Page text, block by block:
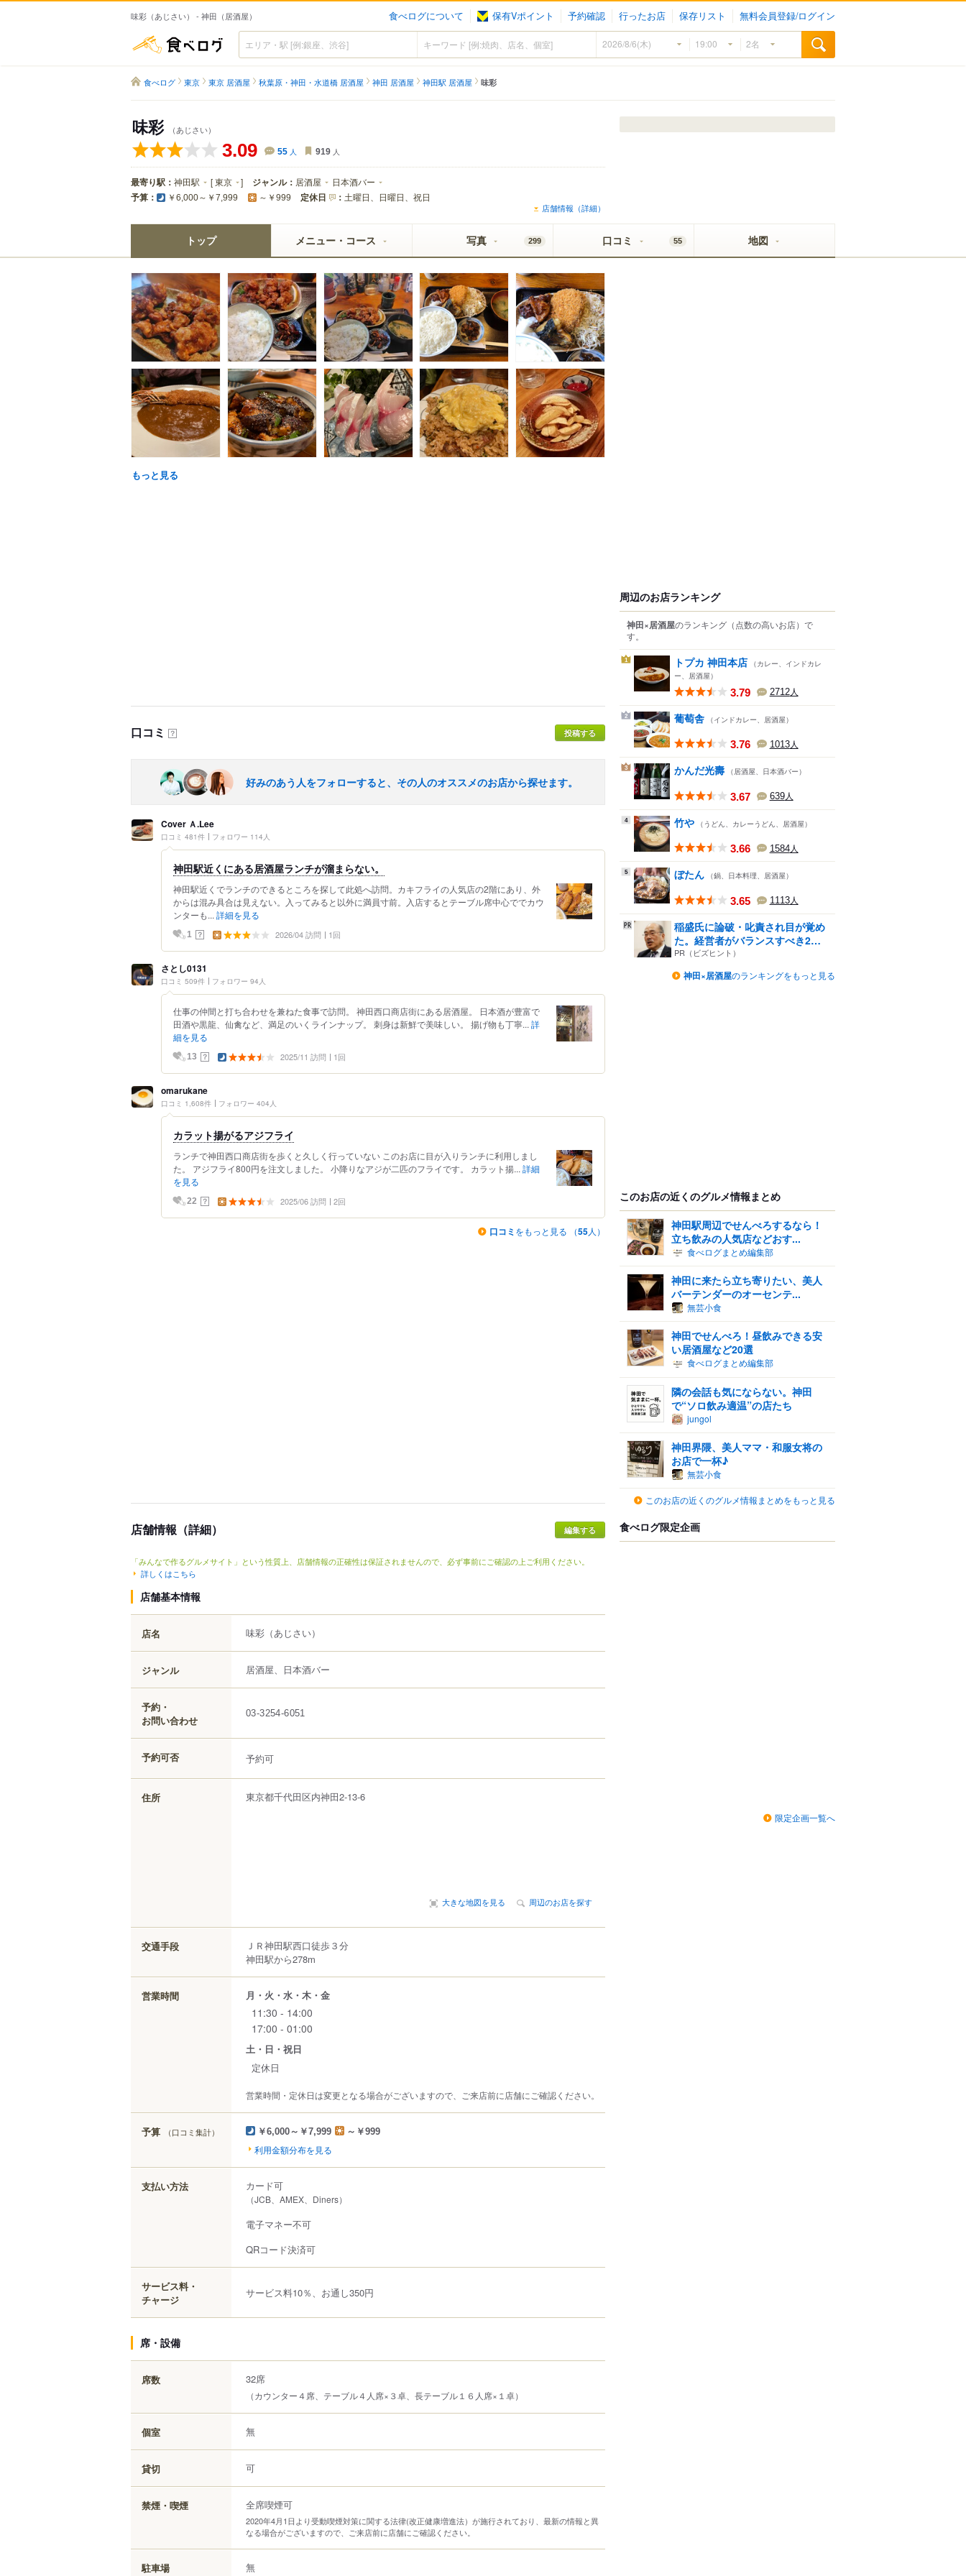
味彩（あじさい） - 神田（居酒屋） 食べログについて 保有Vポイント 予約確認 行ったお店 保存リスト 無料会員登録/ログイン
食べログ
食べログ 東京 東京 居酒屋 秋葉原・神田・水道橋 居酒屋 神田 居酒屋 神田駅 居酒屋 味彩
味彩 （あじさい）
3.09 55 人 919 人
最寄り駅： 神田駅 [東京 ] ジャンル： 居酒屋 日本酒バー
予算： ￥6,000～￥7,999 ～￥999 定休日 ： 土曜日、日曜日、祝日
店舗情報（詳細）
トップ メニュー・コース 写真 299 口コミ 55 地図
もっと見る
口コミ ？ 投稿する
好みのあう人をフォローすると、その人のオススメのお店から探せます。
Cover Ａ.Lee
口コミ 481件 フォロワー 114人
神田駅近くにある居酒屋ランチが溜まらない。
神田駅近くでランチのできるところを探して此処へ訪問。カキフライの人気店の2階にあり、外
からは混み具合は見えない。入ってみると以外に満員寸前。入店するとテーブル席中心ででカウ
ンターも... 詳細を見る
1 ？ 2026/04 訪問 1回
さとし0131
口コミ 509件 フォロワー 94人
仕事の仲間と打ち合わせを兼ねた食事で訪問。 神田西口商店街にある居酒屋。 日本酒が豊富で
田酒や黒龍、仙禽など、満足のいくラインナップ。 刺身は新鮮で美味しい。 揚げ物も丁寧... 詳
細を見る
13 ？ 2025/11 訪問 1回
omarukane
口コミ 1,608件 フォロワー 404人
カラット揚がるアジフライ
ランチで神田西口商店街を歩くと久しく行っていない このお店に目が入りランチに利用しまし
た。 アジフライ800円を注文しました。 小降りなアジが二匹のフライです。 カラット揚... 詳細
を見る
22 ？ 2025/06 訪問 2回
口コミ をもっと見る （55人）
店舗情報（詳細）
「みんなで作るグルメサイト」という性質上、店舗情報の正確性は保証されませんので、必ず事前にご確認の上ご利用ください。
詳しくはこちら
店舗基本情報
店名 味彩 （あじさい）
ジャンル 居酒屋、日本酒バー
予約・
お問い合わせ
03-3254-6051
予約可否 予約可
住所 東京都千代田区内神田2-13-6
大きな地図を見る 周辺のお店を探す
交通手段
ＪＲ神田駅西口徒歩３分
神田駅から278m
営業時間 月・火・水・木・金
11:30 - 14:00
17:00 - 01:00
土・日・祝日
定休日
営業時間・定休日は変更となる場合がございますので、ご来店前に店舗にご確認ください。
予算 （口コミ集計） ￥6,000～￥7,999 ～￥999
利用金額分布を見る
支払い方法 カード可
（JCB、AMEX、Diners）
電子マネー不可
QRコード決済可
サービス料・
チャージ
サービス料10％、お通し350円
席・設備
席数 32席
（カウンター４席、テーブル４人席×３卓、長テーブル１６人席×１卓）
個室 無
貸切 可
禁煙・喫煙 全席喫煙可
2020年4月1日より受動喫煙対策に関する法律(改正健康増進法）が施行されており、最新の情報と異
なる場合がございますので、ご来店前に店舗にご確認ください。
駐車場 無
周辺のお店ランキング
神田×居酒屋のランキング （点数の高いお店） で
す。
1 トプカ 神田本店 （カレー、インドカレ
ー、居酒屋）
3.79 2712人
2 葡萄舎 （インドカレー、居酒屋）
3.76 1013人
3 かんだ光壽 （居酒屋、日本酒バー）
3.67 639人
4 竹や （うどん、カレーうどん、居酒屋）
3.66 1584人
5 ぼたん （鍋、日本料理、居酒屋）
3.65 1113人
稲盛氏に論破・叱責され目が覚め
た。経営者がバランスすべき2
つ...
PR（ビズヒント）
神田×居酒屋のランキングをもっと見る
このお店の近くのグルメ情報まとめ
神田駅周辺でせんべろするなら！
立ち飲みの人気店などおす...
食べログまとめ編集部
神田に来たら立ち寄りたい、美人
バーテンダーのオーセンテ...
無芸小食
神田でせんべろ！昼飲みできる安
い居酒屋など20選
食べログまとめ編集部
隣の会話も気にならない。神田
で“ソロ飲み適温”の店たち
jungol
神田界隈、美人ママ・和服女将の
お店で一杯♪
無芸小食
このお店の近くのグルメ情報まとめをもっと見る
食べログ限定企画
限定企画一覧へ